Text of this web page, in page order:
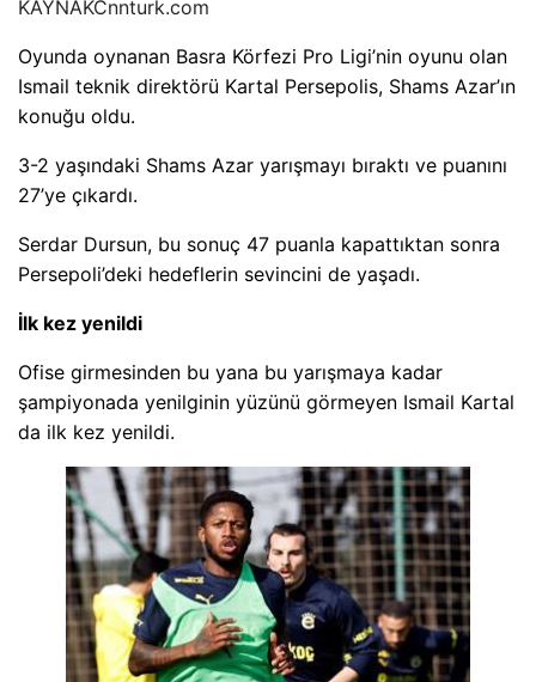
KAYNAKCnnturk.com
Oyunda oynanan Basra Körfezi Pro Ligi’nin oyunu olan
Ismail teknik direktörü Kartal Persepolis, Shams Azar’ın
konuğu oldu.
3-2 yaşındaki Shams Azar yarışmayı bıraktı ve puanını
27’ye çıkardı.
Serdar Dursun, bu sonuç 47 puanla kapattıktan sonra
Persepoli’deki hedeflerin sevincini de yaşadı.
İlk kez yenildi
Ofise girmesinden bu yana bu yarışmaya kadar
şampiyonada yenilginin yüzünü görmeyen Ismail Kartal
da ilk kez yenildi.